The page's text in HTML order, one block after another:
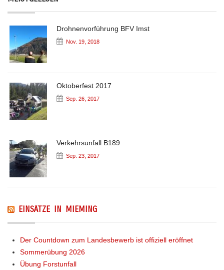
Drohnenvorführung BFV Imst
Nov. 19, 2018
Oktoberfest 2017
Sep. 26, 2017
Verkehrsunfall B189
Sep. 23, 2017
EINSÄTZE IN MIEMING
Der Countdown zum Landesbewerb ist offiziell eröffnet
Sommerübung 2026
Übung Forstunfall